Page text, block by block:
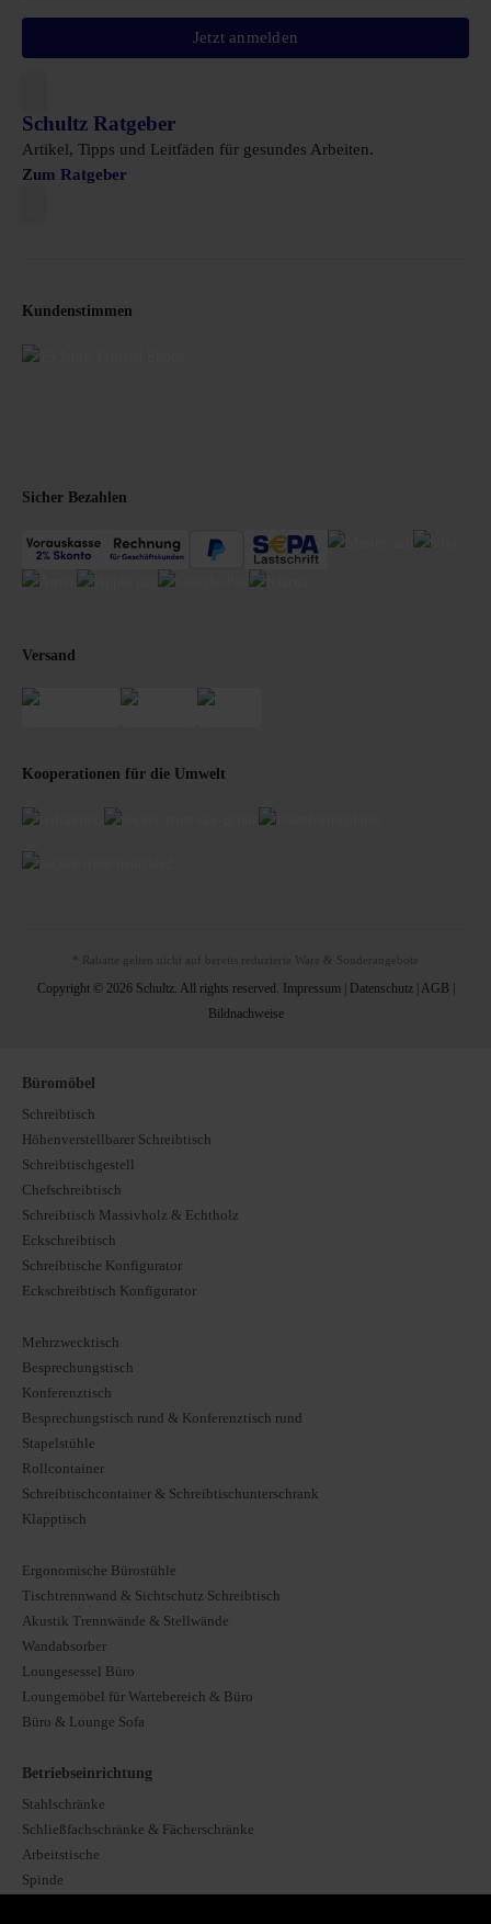
Jetzt anmelden
Schultz Ratgeber
Artikel, Tipps und Leitfäden für gesundes Arbeiten.
Zum Ratgeber
Kundenstimmen
Sicher Bezahlen
Versand
Kooperationen für die Umwelt
* Rabatte gelten nicht auf bereits reduzierte Ware & Sonderangebote
Copyright © 2026 Schultz. All rights reserved. Impressum| Datenschutz| AGB
Bildnachweise
Büromöbel
Schreibtisch
Höhenverstellbarer Schreibtisch
Schreibtischgestell
Chefschreibtisch
Schreibtisch Massivholz & Echtholz
Eckschreibtisch
Schreibtische Konfigurator
Eckschreibtisch Konfigurator
Mehrzwecktisch
Besprechungstisch
Konferenztisch
Besprechungstisch rund & Konferenztisch rund
Stapelstühle
Rollcontainer
Schreibtischcontainer & Schreibtischunterschrank
Klapptisch
Ergonomische Bürostühle
Tischtrennwand & Sichtschutz Schreibtisch
Akustik Trennwände & Stellwände
Wandabsorber
Loungesessel Büro
Loungemöbel für Wartebereich & Büro
Büro & Lounge Sofa
Betriebseinrichtung
Stahlschränke
Schließfachschränke & Fächerschränke
Arbeitstische
Spinde